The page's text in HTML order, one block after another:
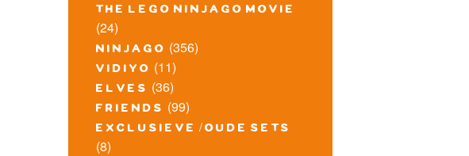
the lego ninjago movie
(24)
ninjago (356)
vidiyo (11)
elves (36)
friends (99)
exclusieve / oude sets
(8)